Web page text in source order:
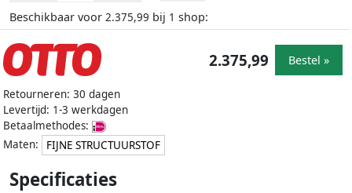
Beschikbaar voor 2.375,99 bij 1 shop:
Retourneren: 30 dagen
Levertijd: 1-3 werkdagen
Betaalmethodes:
Maten:
FIJNE STRUCTUURSTOF
2.375,99 Bestel »
Specificaties